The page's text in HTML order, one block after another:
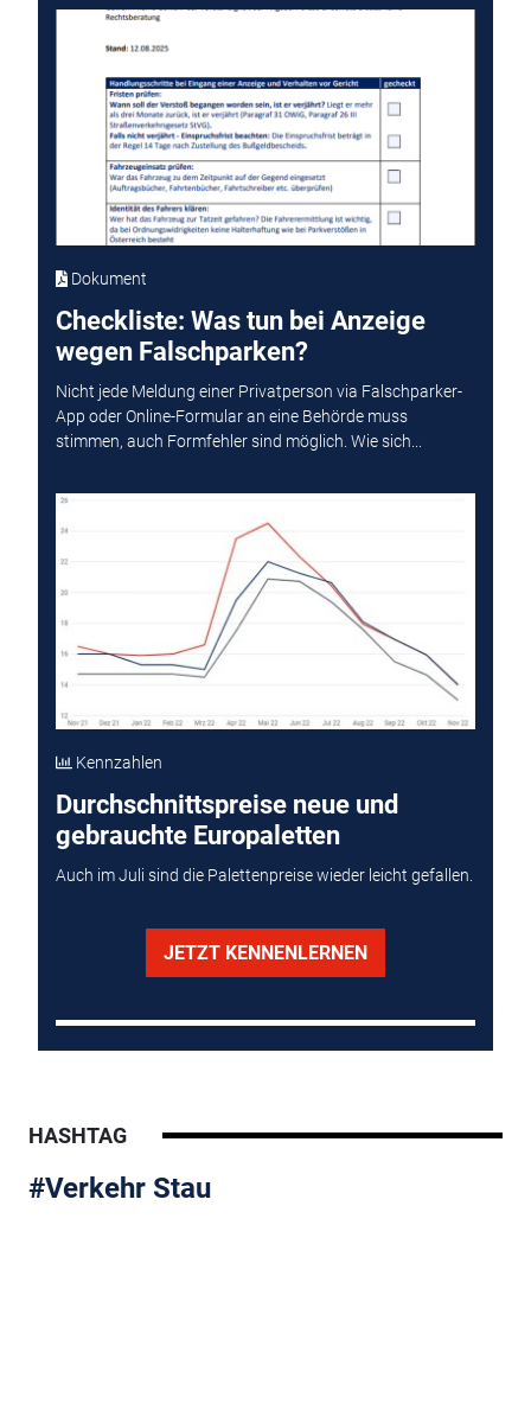
Dokument
Checkliste: Was tun bei Anzeige
wegen Falschparken?
Nicht jede Meldung einer Privatperson via Falschparker-
App oder Online-Formular an eine Behörde muss
stimmen, auch Formfehler sind möglich. Wie sich...
Kennzahlen
Durchschnittspreise neue und
gebrauchte Europaletten
Auch im Juli sind die Palettenpreise wieder leicht gefallen.
JETZT KENNENLERNEN
HASHTAG
#Verkehr Stau